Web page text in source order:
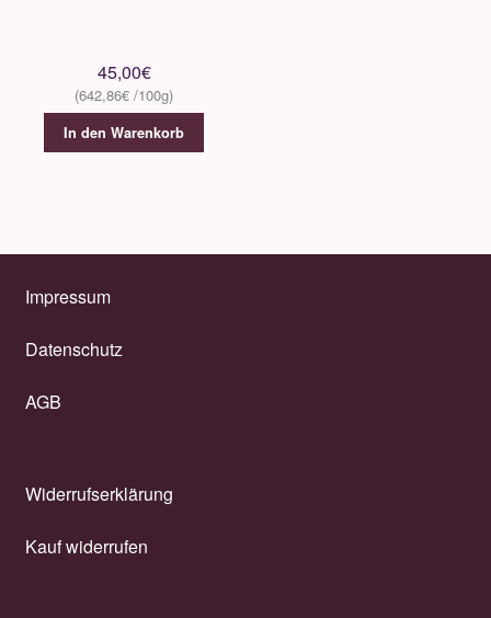
45,00€
642,86€
In den Warenkorb
Impressum
Datenschutz
AGB
Widerrufserklärung
Kauf widerrufen